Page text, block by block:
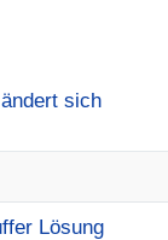
sich
Lösung